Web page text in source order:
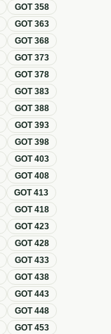
GOT358
GOT363
GOT368
GOT373
GOT378
GOT383
GOT388
GOT393
GOT398
GOT403
GOT408
GOT413
GOT418
GOT423
GOT428
GOT433
GOT438
GOT443
GOT448
GOT453